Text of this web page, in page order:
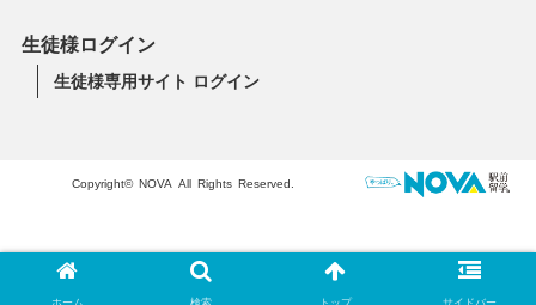
ホーム 検索 トップ サイドバー
生徒様ログイン
生徒様専用サイト ログイン
Copyright© NOVA All Rights Reserved.